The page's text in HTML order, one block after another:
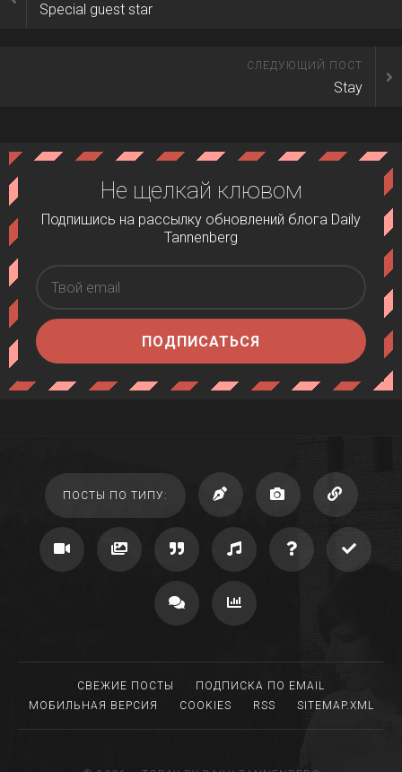
Special guest star
СЛЕДУЮЩИЙ ПОСТ
Stay
Не щелкай клювом
Подпишись на рассылку обновлений блога Daily
Tannenberg
ПОДПИСАТЬСЯ
ПОСТЫ ПО ТИПУ:
СВЕЖИЕ ПОСТЫ
ПОДПИСКА ПО EMAIL
МОБИЛЬНАЯ ВЕРСИЯ
COOKIES RSS SITEMAP.XML